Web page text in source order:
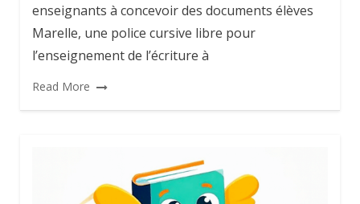
enseignants à concevoir des documents élèves
Marelle, une police cursive libre pour
l’enseignement de l’écriture à
Read More